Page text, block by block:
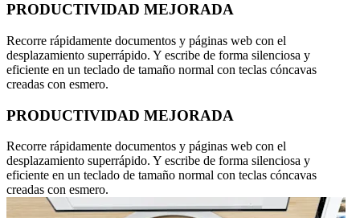
PRODUCTIVIDAD MEJORADA
Recorre rápidamente documentos y páginas web con el
desplazamiento superrápido. Y escribe de forma silenciosa y
eficiente en un teclado de tamaño normal con teclas cóncavas
creadas con esmero.
PRODUCTIVIDAD MEJORADA
Recorre rápidamente documentos y páginas web con el
desplazamiento superrápido. Y escribe de forma silenciosa y
eficiente en un teclado de tamaño normal con teclas cóncavas
creadas con esmero.